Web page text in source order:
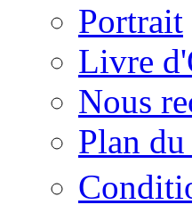
Portrait
Livre
Nous
Plan